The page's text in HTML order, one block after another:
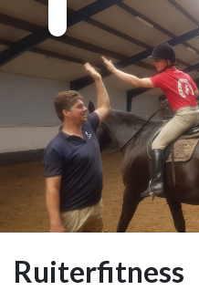
Ruiterfitness